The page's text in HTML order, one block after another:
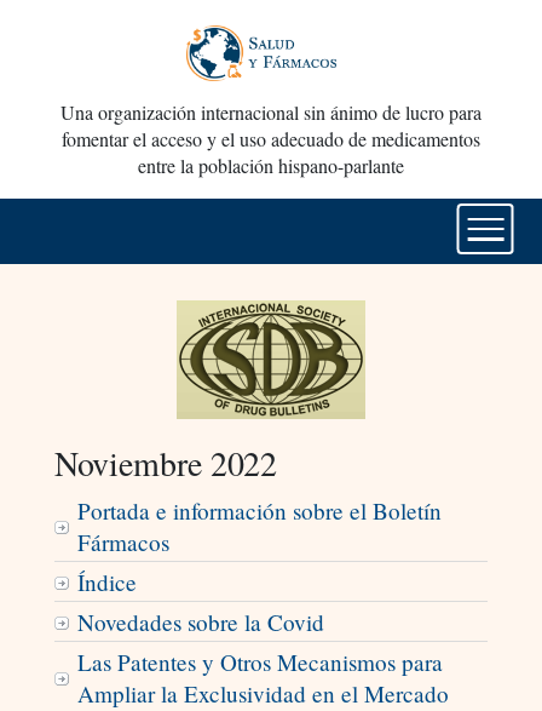
Una organización internacional sin ánimo de lucro para
fomentar el acceso y el uso adecuado de medicamentos
entre la población hispano-parlante
Noviembre 2022
Portada e información sobre el Boletín
Fármacos
Índice
Novedades sobre la Covid
Las Patentes y Otros Mecanismos para
Ampliar la Exclusividad en el Mercado